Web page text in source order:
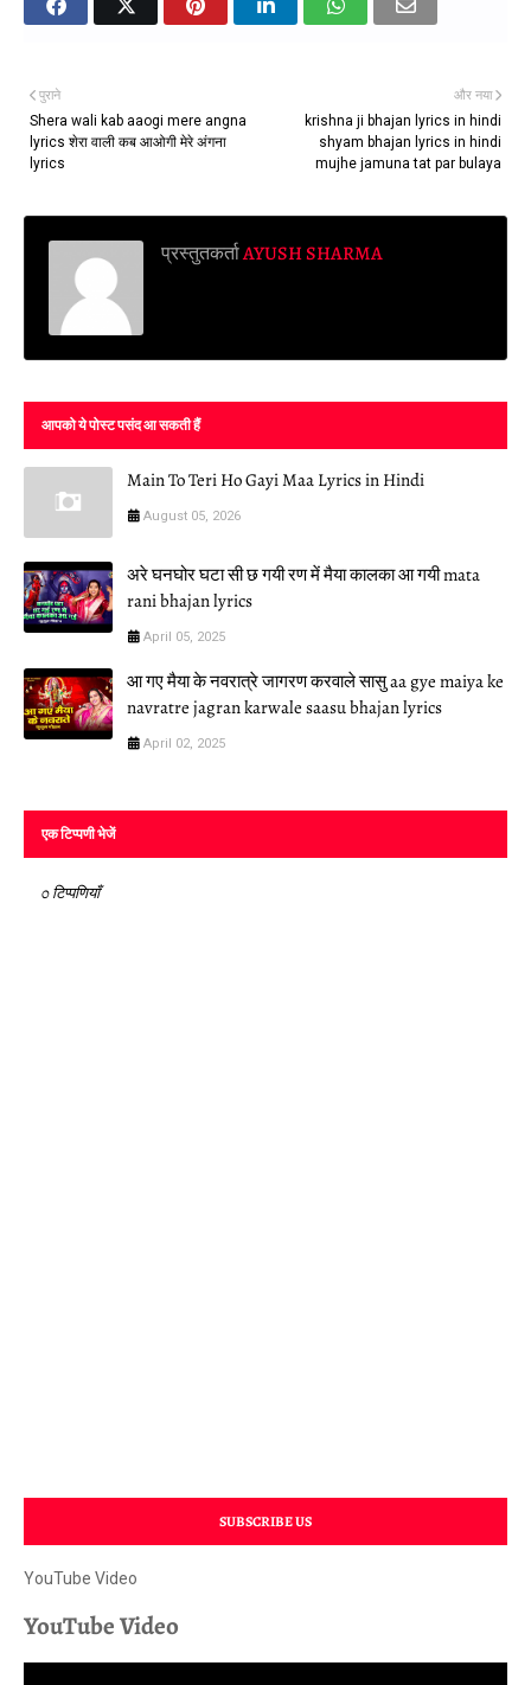
और नया
krishna ji bhajan lyrics in hindi
shyam bhajan lyrics in hindi
mujhe jamuna tat par bulaya
पुराने
Shera wali kab aaogi mere angna
lyrics शेरा वाली कब आओगी मेरे अंगना
lyrics
प्रस्तुतकर्ताAYUSH SHARMA
आपको ये पोस्ट पसंद आ सकती हैं
Main To Teri Ho Gayi Maa Lyrics in Hindi
August 05, 2026
अरे घनघोर घटा सी छ गयी रण में मैया कालका आ गयी mata
rani bhajan lyrics
April 05, 2025
आ गए मैया के नवरात्रे जागरण करवाले सासु aa gye maiya ke
navratre jagran karwale saasu bhajan lyrics
April 02, 2025
एक टिप्पणी भेजें
0 टिप्पणियाँ
SUBSCRIBE US
YouTube Video
YouTube Video